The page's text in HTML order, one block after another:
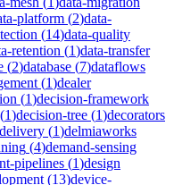
platform (2)data-
(14)data-quality
retention (1)data-transfer
(2)database (7)dataflows
(1)dealer
(1)decision-framework
(1)decision-tree (1)decorators
delivery (1)delmiaworks
(4)demand-sensing
pipelines (1)design
(13)device-